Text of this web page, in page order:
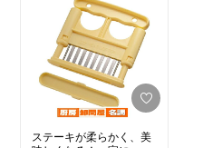
ステーキが柔らかく、美